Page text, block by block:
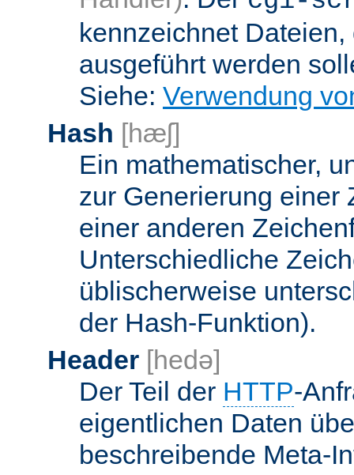
kennzeichnet
ausgeführt werden
Siehe: Verwendung
Hash [hæʃ]
Ein mathematischer,
zur Generierung einer
einer anderen
Unterschiedliche
üblischerweise
der Hash-Funktion).
Header [hedə]
Der Teil der HTTP-
eigentlichen Daten
beschreibende Meta-